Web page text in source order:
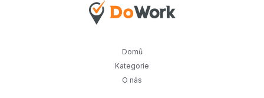
Domů
Kategorie
O nás